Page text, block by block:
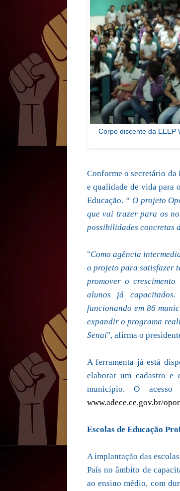
Corpo discente da EEEP
Conforme o secretário
e qualidade de vida para
Educação. “ O projeto
que vai trazer para os
possibilidades concretas
"Como agência
o projeto para satisfazer
promover o
alunos já
funcionando em 86
expandir o programa
Senai", afirma o
A ferramenta já está
elaborar um cadastro e
município. O
www.adece.ce.gov.br/
Escolas de Educação
A implantação das
País no âmbito de
ao ensino médio, com